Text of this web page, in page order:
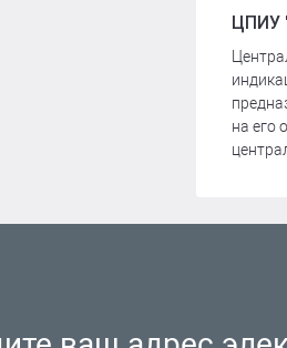
ЦПИУ
на его